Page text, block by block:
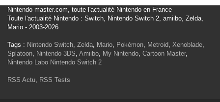
Nintendo-master.com, toute l'actualité Nintendo en France
Toute l'actualité Nintendo : Switch, Nintendo Switch 2, amiibo, Zelda,
Mario - 2003-2026
Tags : Nintendo Switch, Zelda, Mario, Pokémon, Metroid, Xenoblade,
Splatoon, Nintendo 3DS, Amiibo, My Nintendo, Cartoon Master,
Nintendo Labo Nintendo Switch 2
RSS Actu, RSS Tests